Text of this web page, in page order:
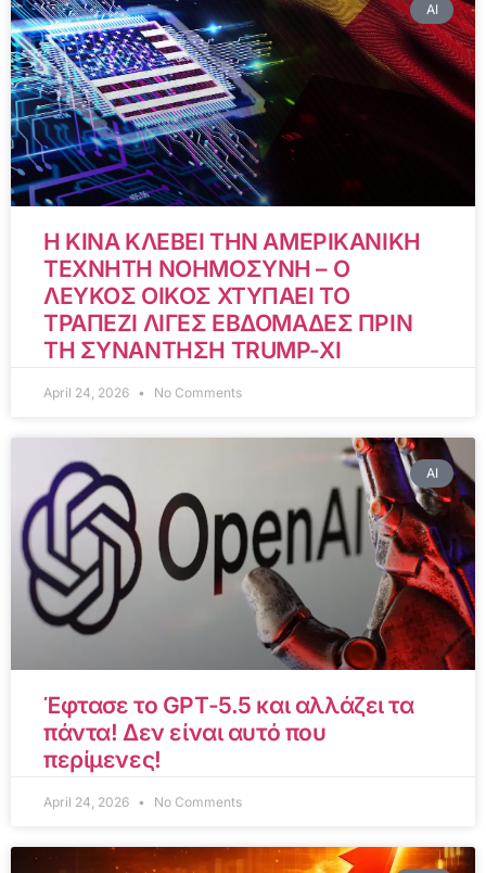
AI
Η ΚΙΝΑ ΚΛΕΒΕΙ ΤΗΝ ΑΜΕΡΙΚΑΝΙΚΗ
ΤΕΧΝΗΤΗ ΝΟΗΜΟΣΥΝΗ – Ο
ΛΕΥΚΟΣ ΟΙΚΟΣ ΧΤΥΠΑΕΙ ΤΟ
ΤΡΑΠΕΖΙ ΛΙΓΕΣ ΕΒΔΟΜΑΔΕΣ ΠΡΙΝ
ΤΗ ΣΥΝΑΝΤΗΣΗ TRUMP-XI
April 24, 2026 No Comments
AI
Έφτασε το GPT-5.5 και αλλάζει τα
πάντα! Δεν είναι αυτό που
περίμενες!
April 24, 2026 No Comments